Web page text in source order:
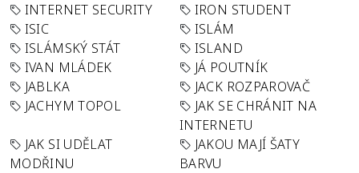
INTERNET SECURITY
IRON STUDENT
ISIC
ISLÁM
ISLÁMSKÝ STÁT
ISLAND
IVAN MLÁDEK
JÁ POUTNÍK
JABLKA
JACK ROZPAROVAČ
JACHYM TOPOL
JAK SE CHRÁNIT NA
INTERNETU
JAK SI UDĚLAT
MODŘINU
JAKOU MAJÍ ŠATY
BARVU